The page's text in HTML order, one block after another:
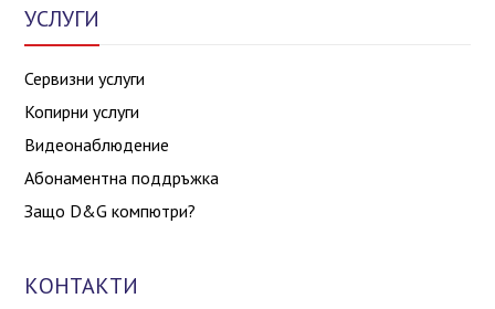
УСЛУГИ
Сервизни услуги
Копирни услуги
Видеонаблюдение
Абонаментна поддръжка
Защо D&G компютри?
КОНТАКТИ